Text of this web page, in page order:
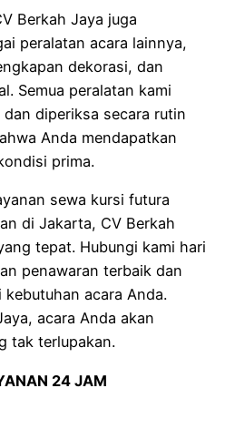
Berkah Jaya juga
peralatan acara lainnya,
dekorasi, dan
Semua peralatan kami
diperiksa secara rutin
Anda mendapatkan
prima.
sewa kursi futura
di Jakarta, CV Berkah
tepat. Hubungi kami hari
penawaran terbaik dan
acara Anda.
acara Anda akan
tak terlupakan.
24 JAM